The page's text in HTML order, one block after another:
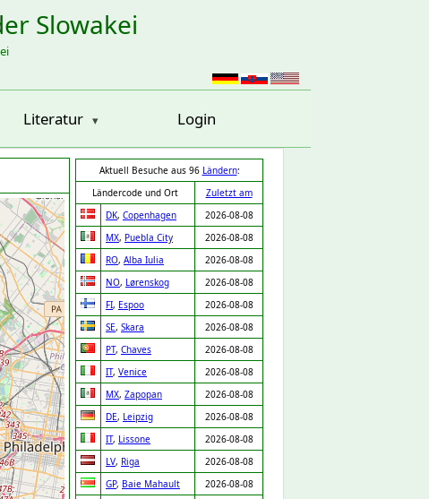
Slowakei
Literatur Login
Aktuell Besuche aus 96 Ländern:
Ländercode und Ort
Zuletzt am
DK, Copenhagen
2026-08-08
MX, Puebla City
2026-08-08
RO, Alba Iulia
2026-08-08
NO, Lørenskog
2026-08-08
FI, Espoo
2026-08-08
SE, Skara
2026-08-08
PT, Chaves
2026-08-08
IT, Venice
2026-08-08
MX, Zapopan
2026-08-08
DE, Leipzig
2026-08-08
IT, Lissone
2026-08-08
LV, Riga
2026-08-08
GP, Baie Mahault
2026-08-08